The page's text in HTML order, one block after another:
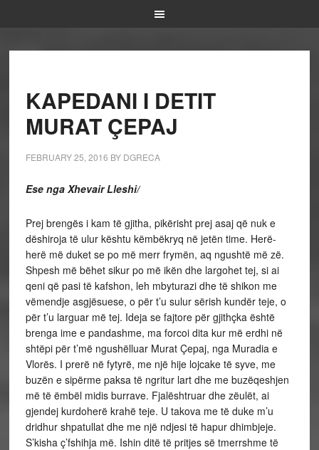
KAPEDANI I DETIT
MURAT ÇEPAJ
FEBRUARY 25, 2016 BY DGRECA
Ese nga Xhevair Lleshi/
Prej brengës i kam të gjitha, pikërisht prej asaj që nuk e
dëshiroja të ulur kështu këmbëkryq në jetën time. Herë-
herë më duket se po më merr frymën, aq ngushtë më zë.
Shpesh më bëhet sikur po më ikën dhe largohet tej, si ai
qeni që pasi të kafshon, leh mbyturazi dhe të shikon me
vëmendje asgjësuese, o për t’u sulur sërish kundër teje, o
për t’u larguar më tej. Ideja se fajtore për gjithçka është
brenga ime e pandashme, ma forcoi dita kur më erdhi në
shtëpi për t’më ngushëlluar Murat Çepaj, nga Muradia e
Vlorës. I prerë në fytyrë, me një hije lojcake të syve, me
buzën e sipërme paksa të ngritur lart dhe me buzëqeshjen
më të ëmbël midis burrave. Fjalështruar dhe zëulët, ai
gjendej kurdoherë krahë teje. U takova me të duke m’u
dridhur shpatullat dhe me një ndjesi të hapur dhimbjeje.
S’kisha ç’fshihja më. Ishin ditë të pritjes së tmerrshme të